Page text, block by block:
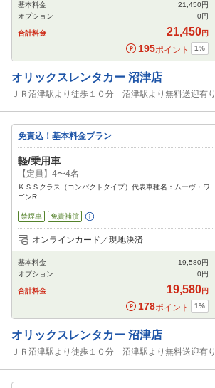
カーナビ
基本料金 21,450円
オプション
0円
合計料金 21,450円
195ポイント 1%
オリックスレンタカー 沼津店
ＪＲ沼津駅より徒歩１０分 沼津駅より無料送迎有り
免責込！基本料金プラン
軽/乗用車
【定員】4〜4名
ＫＳＳクラス（コンパクトタイプ）代表車種名：ムーヴ・ワ
ゴンR
禁煙車 免責補償
追加可能オプション
（次画面で選択ができます）
ETC
オンラインカード／現地決済
基本料金 19,580円
オプション
0円
合計料金 19,580円
178ポイント 1%
オリックスレンタカー 沼津店
ＪＲ沼津駅より徒歩１０分 沼津駅より無料送迎有り